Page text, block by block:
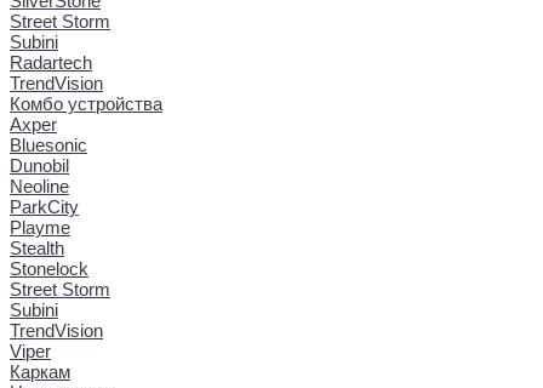
Street Storm
Subini
Radartech
TrendVision
Комбо устройства
Axper
Bluesonic
Dunobil
Neoline
ParkCity
Playme
Stealth
Stonelock
Street Storm
Subini
TrendVision
Viper
Каркам